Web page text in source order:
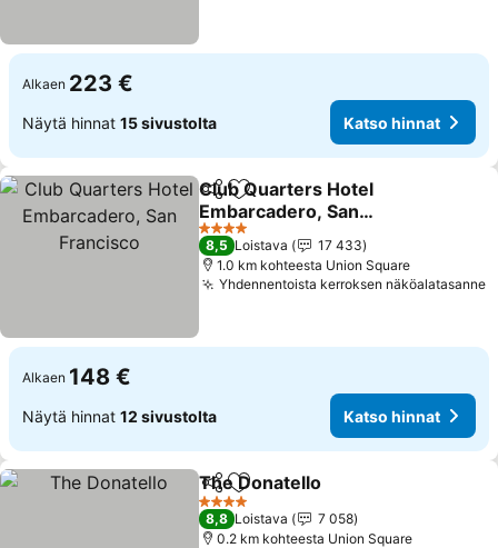
Alkaen 223 €
Näytä hinnat 15 sivustolta Katso hinnat
Jaa Lisää suosikkeihin
Club Quarters Hotel
Embarcadero, San
Francisco
4 Tähtiluokitus
8,5 Loistava
17 433
1.0 km kohteesta Union Square
Yhdennentoista kerroksen näköalatasanne
Alkaen 148 €
Näytä hinnat 12 sivustolta Katso hinnat
Jaa Lisää suosikkeihin
The Donatello
4 Tähtiluokitus
8,8 Loistava
7 058
0.2 km kohteesta Union Square